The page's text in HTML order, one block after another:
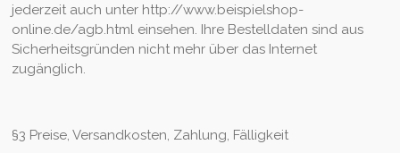
jederzeit auch unter http://www.beispielshop-
online.de/agb.html einsehen. Ihre Bestelldaten sind aus
Sicherheitsgründen nicht mehr über das Internet
zugänglich.
§3 Preise, Versandkosten, Zahlung, Fälligkeit